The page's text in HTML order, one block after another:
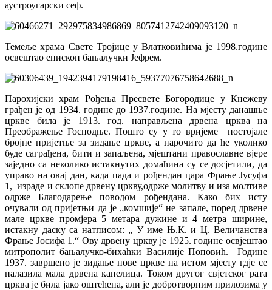
аустроугарски сеф.
Темеље храма Свете Тројице у Влатковићима је 1998.године
освештао епископ бањалучки Јефрем.
Парохијски храм Рођења Пресвете Богородице у Кнежеву
грађен је од 1934. године до 1937.године. На мјесту данашње
цркве била је 1913. год. направљена дрвена црква на
Преображење Господње. Пошто су у то вријеме постојале
бројне пријетње за зидање цркве, а нарочито да ће уколико
буде саграђена, бити и запаљена, мјештани православне вјере
заједно са неколико истакнутих домаћина су се досјетили, да
управо на овај дан, када пада и рођендан цара Фрање Јусуфа
1, израде и склопе дрвену цркву,одрже молитву и иза молтиве
одрже Благодарење поводом рођендана. Како бих исту
очували од пријетњи да је „комшије“ не запале, поред дрвене
мале цркве промјера 5 метара дужине и 4 метра ширине,
истакну даску са натписом: „ У име Њ.К. и Ц. Величанства
Фрање Јосифа 1.“ Ову дрвену цркву је 1925. године освјештао
митрополит бањалучко-бихаћки Василије Поповић. Године
1937. завршено је зидање нове цркве на истом мјесту гдје се
налазила мала дрвена капелица. Током другог свјетског рата
црква је била јако оштећена, али је добротворним прилозима у